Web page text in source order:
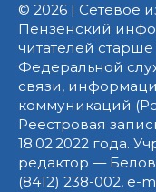
© 2026 | Сетевое
Пензенский
читателей
Федеральной
связи,
коммуникаций
Реестровая
18.02.2022 года.
редактор —
(8412) 238-002, e-